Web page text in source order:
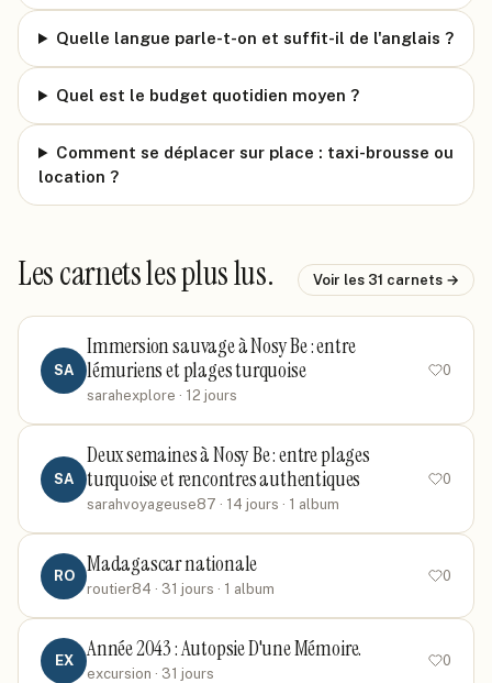
Quelle langue parle-t-on et suffit-il de l'anglais ?
Quel est le budget quotidien moyen ?
Comment se déplacer sur place : taxi-brousse ou
location ?
Les carnets les plus lus. Voir les 31 carnets →
SA
Immersion sauvage à Nosy Be : entre
lémuriens et plages turquoise
sarahexplore · 12 jours
0
SA
Deux semaines à Nosy Be : entre plages
turquoise et rencontres authentiques
sarahvoyageuse87 · 14 jours · 1 album
0
RO Madagascar nationale
routier84 · 31 jours · 1 album
0
EX Année 2043 : Autopsie D'une Mémoire.
excursion · 31 jours
0